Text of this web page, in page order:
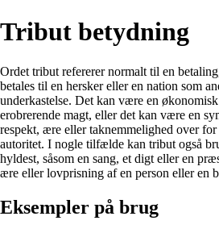
Tribut betydning
Ordet tribut refererer normalt til en
betales til en hersker eller en nation som
underkastelse. Det kan være en
erobrerende magt, eller det kan være en
respekt, ære eller taknemmelighed over
autoritet. I nogle tilfælde kan tribut også
hyldest, såsom en sang, et digt eller en
ære eller lovprisning af en person eller en
Eksempler på brug